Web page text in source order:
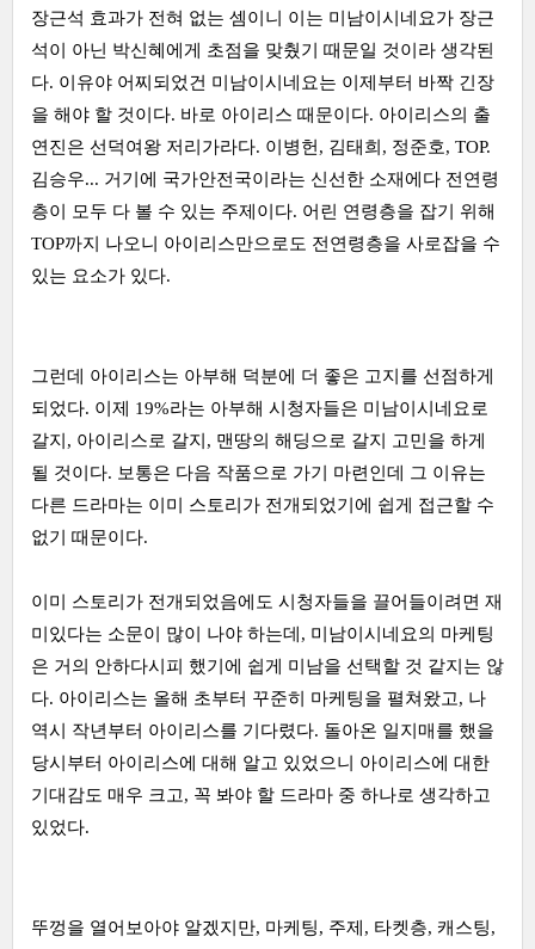
장근석 효과가 전혀 없는 셈이니 이는 미남이시네요가 장근
석이 아닌 박신혜에게 초점을 맞췄기 때문일 것이라 생각된
다. 이유야 어찌되었건 미남이시네요는 이제부터 바짝 긴장
을 해야 할 것이다. 바로 아이리스 때문이다. 아이리스의 출
연진은 선덕여왕 저리가라다. 이병헌, 김태희, 정준호, TOP.
김승우... 거기에 국가안전국이라는 신선한 소재에다 전연령
층이 모두 다 볼 수 있는 주제이다. 어린 연령층을 잡기 위해
TOP까지 나오니 아이리스만으로도 전연령층을 사로잡을 수
있는 요소가 있다.
그런데 아이리스는 아부해 덕분에 더 좋은 고지를 선점하게
되었다. 이제 19%라는 아부해 시청자들은 미남이시네요로
갈지, 아이리스로 갈지, 맨땅의 해딩으로 갈지 고민을 하게
될 것이다. 보통은 다음 작품으로 가기 마련인데 그 이유는
다른 드라마는 이미 스토리가 전개되었기에 쉽게 접근할 수
없기 때문이다.
이미 스토리가 전개되었음에도 시청자들을 끌어들이려면 재
미있다는 소문이 많이 나야 하는데, 미남이시네요의 마케팅
은 거의 안하다시피 했기에 쉽게 미남을 선택할 것 같지는 않
다. 아이리스는 올해 초부터 꾸준히 마케팅을 펼쳐왔고, 나
역시 작년부터 아이리스를 기다렸다. 돌아온 일지매를 했을
당시부터 아이리스에 대해 알고 있었으니 아이리스에 대한
기대감도 매우 크고, 꼭 봐야 할 드라마 중 하나로 생각하고
있었다.
뚜껑을 열어보아야 알겠지만, 마케팅, 주제, 타켓층, 캐스팅,